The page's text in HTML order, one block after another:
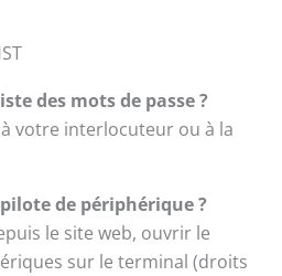
des mots de passe ?
votre interlocuteur ou à la
de périphérique ?
le site web, ouvrir le
sur le terminal (droits